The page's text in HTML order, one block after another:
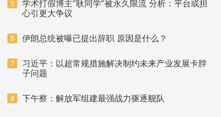
5
学术打假博主“耿同学”被永久限流 分析：平台或担
心引更大争议
6 伊朗总统被曝已提出辞职 原因是什么？
7
习近平：以超常规措施解决制约未来产业发展卡脖
子问题
8 下午察：解放军组建最强战力驱逐舰队